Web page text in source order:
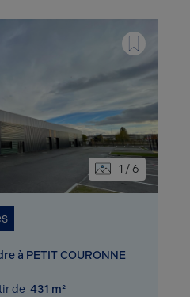
1 / 6
à PETIT COURONNE
de 431 m²